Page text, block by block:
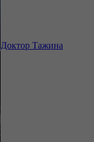
Доктор Тажина